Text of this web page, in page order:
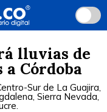
lluvias de
a Córdoba
Sur de La Guajira,
Sierra Nevada,